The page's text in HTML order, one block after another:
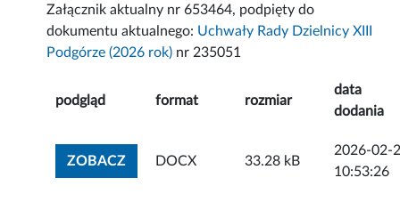
Załącznik aktualny nr 653464, podpięty do
dokumentu aktualnego: Uchwały Rady Dzielnicy XIII
Podgórze (2026 rok) nr 235051
podgląd format rozmiar
data
dodania
ZOBACZZOBACZ ZAŁĄCZNIK
DOCX 33.28 kB
2026-02-
10:53:26